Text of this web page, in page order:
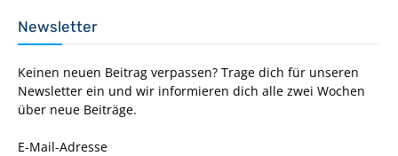
Newsletter
Keinen neuen Beitrag verpassen? Trage dich für unseren
Newsletter ein und wir informieren dich alle zwei Wochen
über neue Beiträge.
E-Mail-Adresse